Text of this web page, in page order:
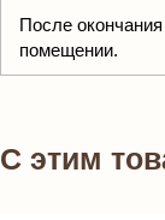
После
помещении.
C этим